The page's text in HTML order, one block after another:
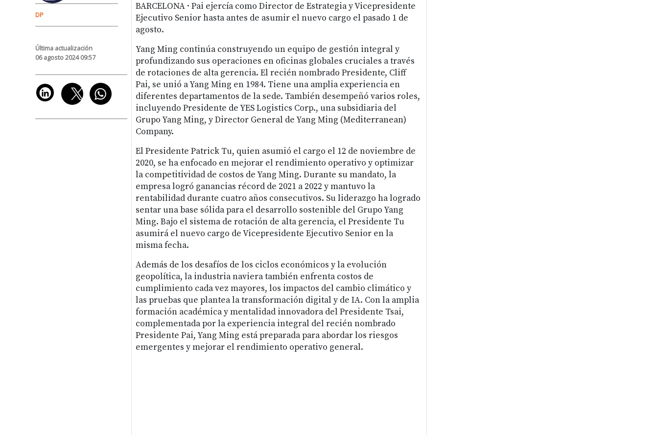
DP
Última actualización
06 agosto 2024 09:57
BARCELONA · Pai ejercía como Director de Estrategia y Vicepresidente
Ejecutivo Senior hasta antes de asumir el nuevo cargo el pasado 1 de
agosto.
Yang Ming continúa construyendo un equipo de gestión integral y
profundizando sus operaciones en oficinas globales cruciales a través
de rotaciones de alta gerencia. El recién nombrado Presidente, Cliff
Pai, se unió a Yang Ming en 1984. Tiene una amplia experiencia en
diferentes departamentos de la sede. También desempeñó varios roles,
incluyendo Presidente de YES Logistics Corp., una subsidiaria del
Grupo Yang Ming, y Director General de Yang Ming (Mediterranean)
Company.
El Presidente Patrick Tu, quien asumió el cargo el 12 de noviembre de
2020, se ha enfocado en mejorar el rendimiento operativo y optimizar
la competitividad de costos de Yang Ming. Durante su mandato, la
empresa logró ganancias récord de 2021 a 2022 y mantuvo la
rentabilidad durante cuatro años consecutivos. Su liderazgo ha logrado
sentar una base sólida para el desarrollo sostenible del Grupo Yang
Ming. Bajo el sistema de rotación de alta gerencia, el Presidente Tu
asumirá el nuevo cargo de Vicepresidente Ejecutivo Senior en la
misma fecha.
Además de los desafíos de los ciclos económicos y la evolución
geopolítica, la industria naviera también enfrenta costos de
cumplimiento cada vez mayores, los impactos del cambio climático y
las pruebas que plantea la transformación digital y de IA. Con la amplia
formación académica y mentalidad innovadora del Presidente Tsai,
complementada por la experiencia integral del recién nombrado
Presidente Pai, Yang Ming está preparada para abordar los riesgos
emergentes y mejorar el rendimiento operativo general.